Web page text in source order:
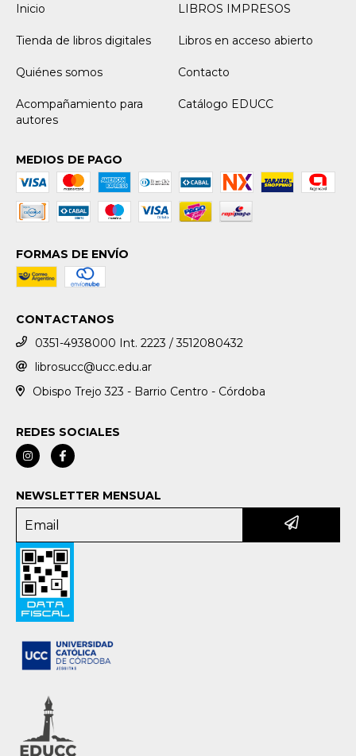
Inicio
LIBROS IMPRESOS
Tienda de libros digitales Libros en acceso abierto
Quiénes somos Contacto
Acompañamiento para
autores
Catálogo EDUCC
MEDIOS DE PAGO
FORMAS DE ENVÍO
CONTACTANOS
0351-4938000 Int. 2223 / 3512080432
librosucc@ucc.edu.ar
Obispo Trejo 323 - Barrio Centro - Córdoba
REDES SOCIALES
NEWSLETTER MENSUAL